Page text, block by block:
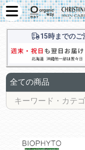
15時までのご